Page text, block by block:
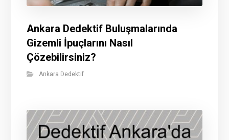
Ankara Dedektif Buluşmalarında
Gizemli İpuçlarını Nasıl
Çözebilirsiniz?
Ankara Dedektif